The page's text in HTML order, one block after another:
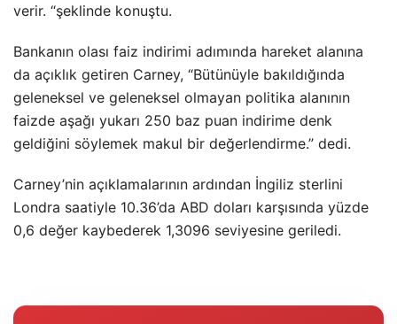
verir. “şeklinde konuştu.
Bankanın olası faiz indirimi adımında hareket alanına
da açıklık getiren Carney, “Bütünüyle bakıldığında
geleneksel ve geleneksel olmayan politika alanının
faizde aşağı yukarı 250 baz puan indirime denk
geldiğini söylemek makul bir değerlendirme.” dedi.
Carney’nin açıklamalarının ardından İngiliz sterlini
Londra saatiyle 10.36’da ABD doları karşısında yüzde
0,6 değer kaybederek 1,3096 seviyesine geriledi.